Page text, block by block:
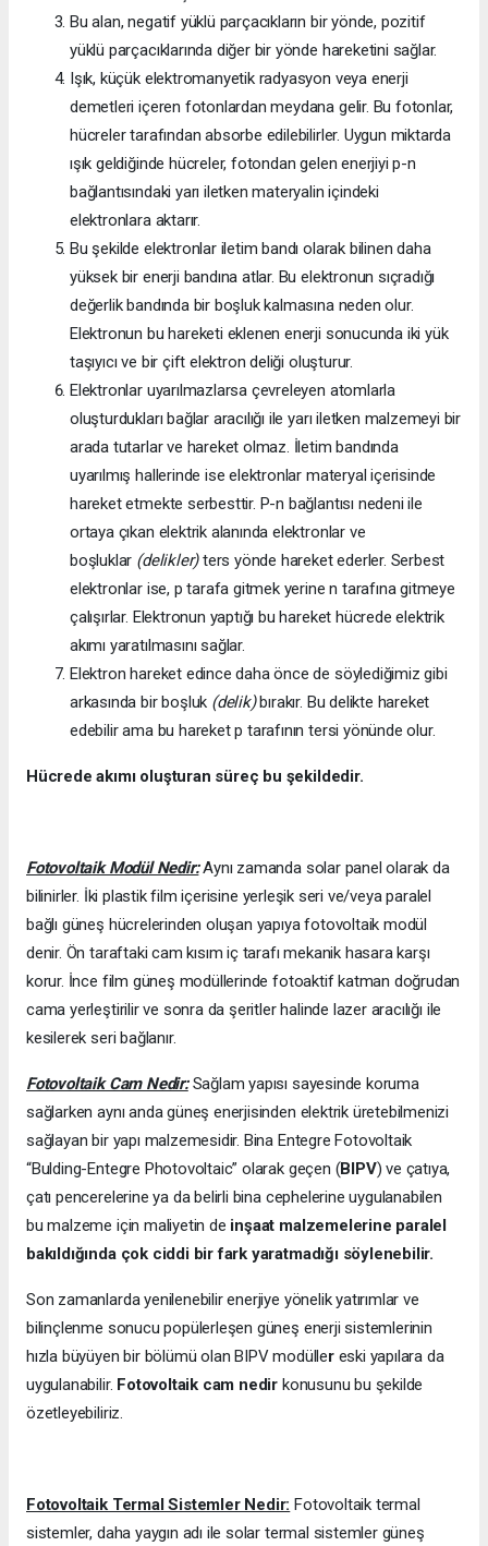
Bu alan, negatif yüklü parçacıkların bir yönde, pozitif
yüklü parçacıklarında diğer bir yönde hareketini sağlar.
Işık, küçük elektromanyetik radyasyon veya enerji
demetleri içeren fotonlardan meydana gelir. Bu fotonlar,
hücreler tarafından absorbe edilebilirler. Uygun miktarda
ışık geldiğinde hücreler, fotondan gelen enerjiyi p-n
bağlantısındaki yarı iletken materyalin içindeki
elektronlara aktarır.
Bu şekilde elektronlar iletim bandı olarak bilinen daha
yüksek bir enerji bandına atlar. Bu elektronun sıçradığı
değerlik bandında bir boşluk kalmasına neden olur.
Elektronun bu hareketi eklenen enerji sonucunda iki yük
taşıyıcı ve bir çift elektron deliği oluşturur.
Elektronlar uyarılmazlarsa çevreleyen atomlarla
oluşturdukları bağlar aracılığı ile yarı iletken malzemeyi bir
arada tutarlar ve hareket olmaz. İletim bandında
uyarılmış hallerinde ise elektronlar materyal içerisinde
hareket etmekte serbesttir. P-n bağlantısı nedeni ile
ortaya çıkan elektrik alanında elektronlar ve
boşluklar (delikler)ters yönde hareket ederler. Serbest
elektronlar ise, p tarafa gitmek yerine n tarafına gitmeye
çalışırlar. Elektronun yaptığı bu hareket hücrede elektrik
akımı yaratılmasını sağlar.
Elektron hareket edince daha önce de söylediğimiz gibi
arkasında bir boşluk (delik)bırakır. Bu delikte hareket
edebilir ama bu hareket p tarafının tersi yönünde olur.
Hücrede akımı oluşturan süreç bu şekildedir.
Fotovoltaik Modül Nedir:Aynı zamanda solar panel olarak da
bilinirler. İki plastik film içerisine yerleşik seri ve/veya paralel
bağlı güneş hücrelerinden oluşan yapıya fotovoltaik modül
denir. Ön taraftaki cam kısım iç tarafı mekanik hasara karşı
korur. İnce film güneş modüllerinde fotoaktif katman doğrudan
cama yerleştirilir ve sonra da şeritler halinde lazer aracılığı ile
kesilerek seri bağlanır.
Fotovoltaik Cam Nedir:Sağlam yapısı sayesinde koruma
sağlarken aynı anda güneş enerjisinden elektrik üretebilmenizi
sağlayan bir yapı malzemesidir. Bina Entegre Fotovoltaik
“Bulding-Entegre Photovoltaic” olarak geçen (BIPV) ve çatıya,
çatı pencerelerine ya da belirli bina cephelerine uygulanabilen
bu malzeme için maliyetin de inşaat malzemelerine paralel
bakıldığında çok ciddi bir fark yaratmadığı söylenebilir.
Son zamanlarda yenilenebilir enerjiye yönelik yatırımlar ve
bilinçlenme sonucu popülerleşen güneş enerji sistemlerinin
hızla büyüyen bir bölümü olan BIPV modüller eski yapılara da
uygulanabilir. Fotovoltaik cam nedir konusunu bu şekilde
özetleyebiliriz.
Fotovoltaik Termal Sistemler Nedir: Fotovoltaik termal
sistemler, daha yaygın adı ile solar termal sistemler güneş